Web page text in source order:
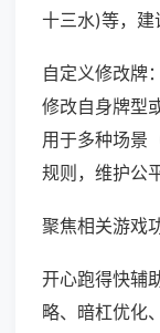
十三水)等，建
自定义修改牌
修改自身牌型
用于多种场景
规则，维护公
聚焦相关游戏
开心跑得快辅
略、暗杠优化